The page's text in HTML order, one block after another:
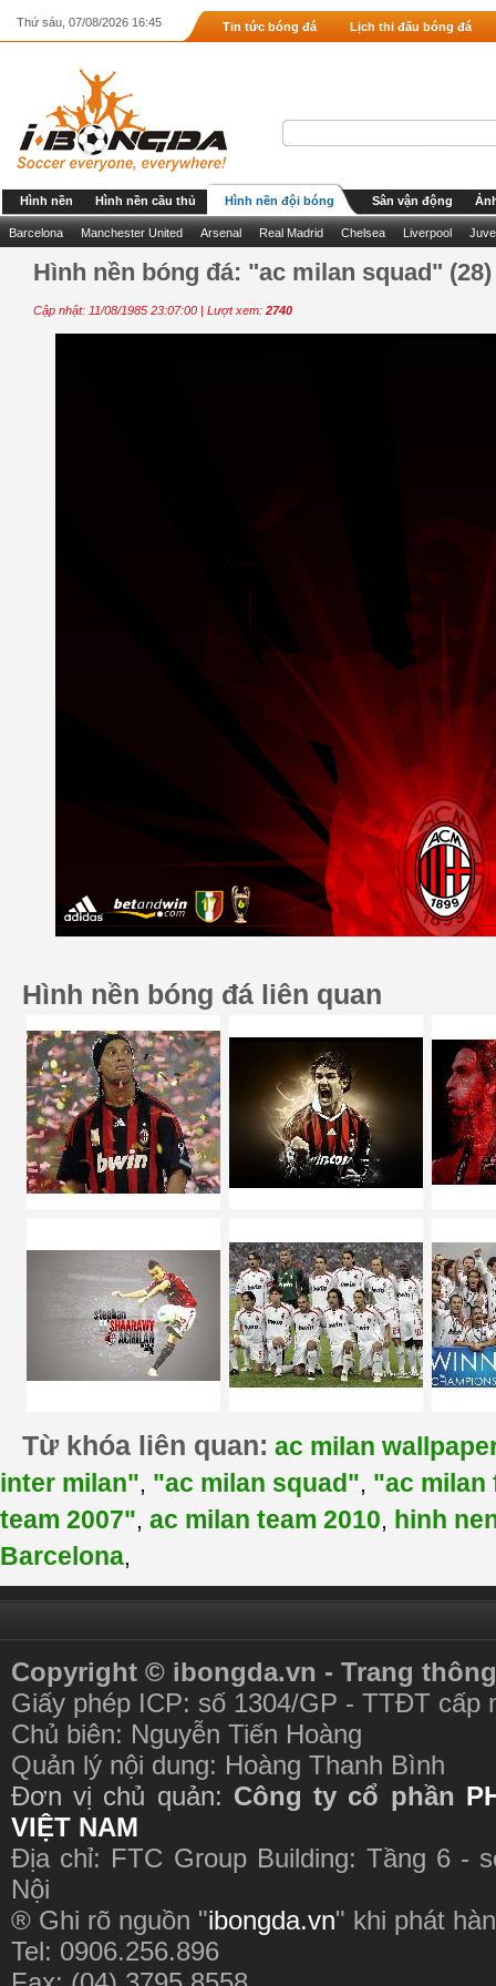
Thứ sáu, 07/08/2026 16:45 Tin tức bóng đá Lịch thi đấu bóng đá
Hình nền Hình nền cầu thủ Hình nền đội bóng Sân vận động
Barcelona Manchester United Arsenal Real Madrid Chelsea Liverpool
Hình nền bóng đá: "ac milan squad" (28)
Cập nhật: 11/08/1985 23:07:00 | Lượt xem: 2740
Hình nền bóng đá liên quan
Từ khóa liên quan: ac milan
inter milan", "ac milan squad", "ac milan
team 2007", ac milan team 2010, hinh
Barcelona,
Copyright © ibongda.vn - Trang
Giấy phép ICP: số 1304/GP - TTĐT cấp
Chủ biên: Nguyễn Tiến Hoàng
Quản lý nội dung: Hoàng Thanh Bình
Đơn vị chủ quản: Công ty cổ phần
VIỆT NAM
Địa chỉ: FTC Group Building: Tầng 6 -
Nội
® Ghi rõ nguồn "ibongda.vn" khi phát
Tel: 0906.256.896